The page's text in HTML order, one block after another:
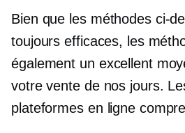
Bien que les méthodes ci-
toujours efficaces, les
également un excellent
votre vente de nos jours.
plateformes en ligne